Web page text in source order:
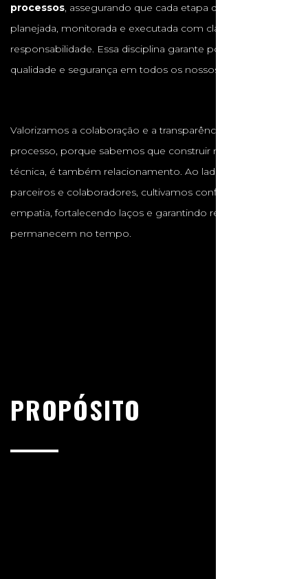
processos, assegurando que cada etapa da obra seja
planejada, monitorada e executada com clareza e
responsabilidade. Essa disciplina garante pontualidade,
qualidade e segurança em todos os nossos projetos.
Valorizamos a colaboração e a transparência em cada
processo, porque sabemos que construir não é apenas
técnica, é também relacionamento. Ao lado de clientes,
parceiros e colaboradores, cultivamos confiança, respeito e
empatia, fortalecendo laços e garantindo resultados que
permanecem no tempo.
PROPÓSITO